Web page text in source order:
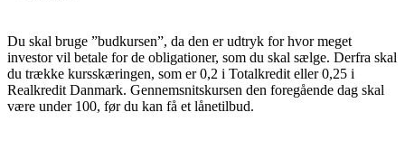
Du skal bruge ”budkursen”, da den er udtryk for hvor meget
investor vil betale for de obligationer, som du skal sælge. Derfra skal
du trække kursskæringen, som er 0,2 i Totalkredit eller 0,25 i
Realkredit Danmark. Gennemsnitskursen den foregående dag skal
være under 100, før du kan få et lånetilbud.